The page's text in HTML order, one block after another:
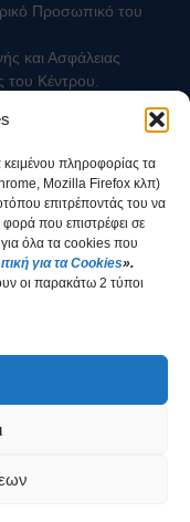
πληροφορίας τα
Mozilla Firefox κλπ)
επιτρέποντάς του να
φορά που επιστρέφει σε
για όλα τα cookies που
για τα Cookies».
οι παρακάτω 2 τύποι
Προσωπικό του
και Ασφάλειας
του Κέντρου.